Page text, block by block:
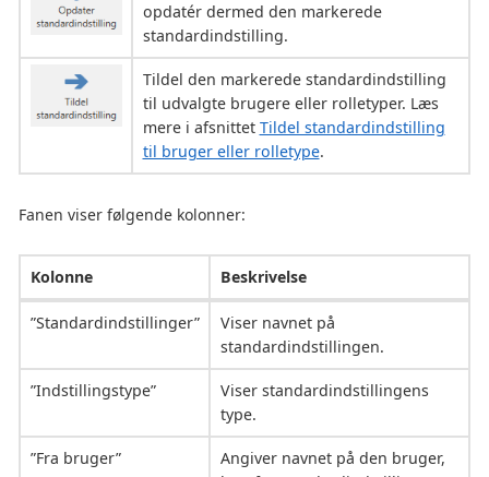
opdatér dermed den markerede
standardindstilling.
Tildel den markerede standardindstilling
til udvalgte brugere eller rolletyper. Læs
mere i afsnittet Tildel standardindstilling
til bruger eller rolletype.
Fanen viser følgende kolonner:
Kolonne Beskrivelse
”Standardindstillinger”
Viser navnet på
standardindstillingen.
”Indstillingstype”
Viser standardindstillingens
type.
”Fra bruger”
Angiver navnet på den bruger,